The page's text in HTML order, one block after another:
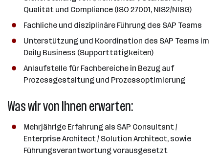
Qualität und Compliance (ISO 27001, NIS2/NISG)
Fachliche und disziplinäre Führung des SAP Teams
Unterstützung und Koordination des SAP Teams im
Daily Business (Supporttätigkeiten)
Anlaufstelle für Fachbereiche in Bezug auf
Prozessgestaltung und Prozessoptimierung
Was wir von Ihnen erwarten:
Mehrjährige Erfahrung als SAP Consultant /
Enterprise Architect / Solution Architect, sowie
Führungsverantwortung vorausgesetzt